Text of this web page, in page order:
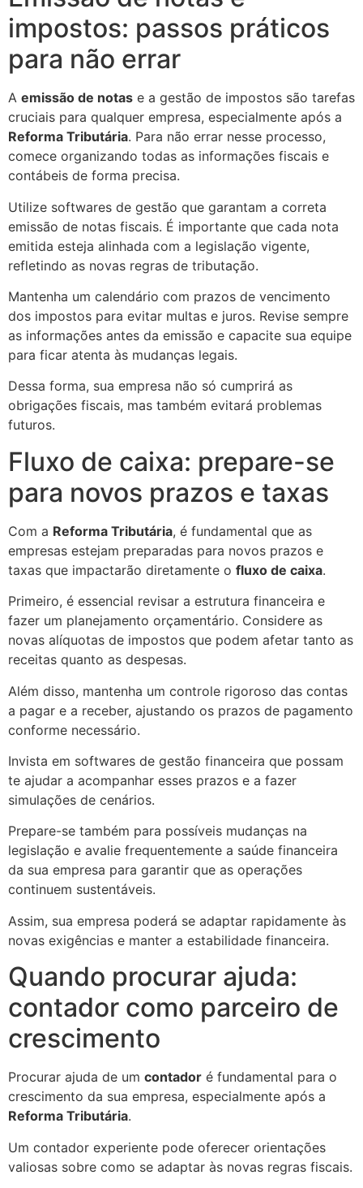
impostos: passos práticos
para não errar
A emissão de notas e a gestão de impostos são tarefas
cruciais para qualquer empresa, especialmente após a
Reforma Tributária. Para não errar nesse processo,
comece organizando todas as informações fiscais e
contábeis de forma precisa.
Utilize softwares de gestão que garantam a correta
emissão de notas fiscais. É importante que cada nota
emitida esteja alinhada com a legislação vigente,
refletindo as novas regras de tributação.
Mantenha um calendário com prazos de vencimento
dos impostos para evitar multas e juros. Revise sempre
as informações antes da emissão e capacite sua equipe
para ficar atenta às mudanças legais.
Dessa forma, sua empresa não só cumprirá as
obrigações fiscais, mas também evitará problemas
futuros.
Fluxo de caixa: prepare-se
para novos prazos e taxas
Com a Reforma Tributária, é fundamental que as
empresas estejam preparadas para novos prazos e
taxas que impactarão diretamente o fluxo de caixa.
Primeiro, é essencial revisar a estrutura financeira e
fazer um planejamento orçamentário. Considere as
novas alíquotas de impostos que podem afetar tanto as
receitas quanto as despesas.
Além disso, mantenha um controle rigoroso das contas
a pagar e a receber, ajustando os prazos de pagamento
conforme necessário.
Invista em softwares de gestão financeira que possam
te ajudar a acompanhar esses prazos e a fazer
simulações de cenários.
Prepare-se também para possíveis mudanças na
legislação e avalie frequentemente a saúde financeira
da sua empresa para garantir que as operações
continuem sustentáveis.
Assim, sua empresa poderá se adaptar rapidamente às
novas exigências e manter a estabilidade financeira.
Quando procurar ajuda:
contador como parceiro de
crescimento
Procurar ajuda de um contador é fundamental para o
crescimento da sua empresa, especialmente após a
Reforma Tributária.
Um contador experiente pode oferecer orientações
valiosas sobre como se adaptar às novas regras fiscais.